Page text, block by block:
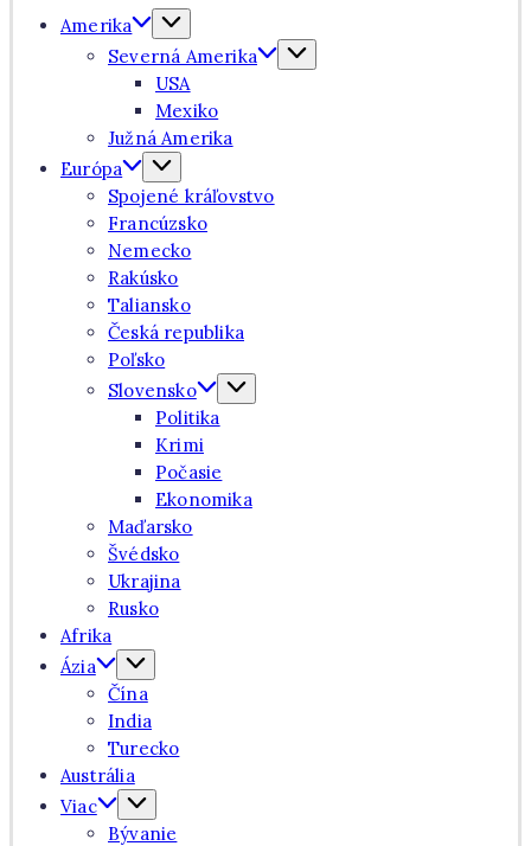
Amerika
Severná Amerika
USA
Mexiko
Južná Amerika
Európa
Spojené kráľovstvo
Francúzsko
Nemecko
Rakúsko
Taliansko
Česká republika
Poľsko
Slovensko
Politika
Krimi
Počasie
Ekonomika
Maďarsko
Švédsko
Ukrajina
Rusko
Afrika
Ázia
Čína
India
Turecko
Austrália
Viac
Bývanie